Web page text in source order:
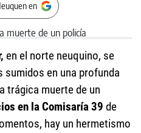
en
en el norte neuquino, se
en una profunda
trágica muerte de un
en la Comisaría 39 de
hay un hermetismo